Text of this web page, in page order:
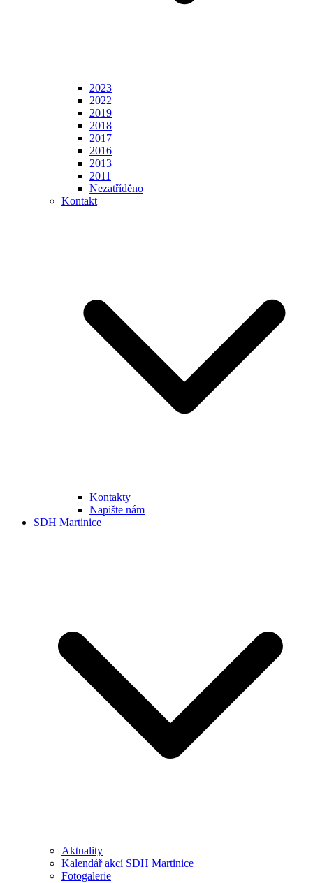
2023
2022
2019
2018
2017
2016
2013
2011
Nezatříděno
Kontakt
Kontakty
Napište nám
SDH Martinice
Aktuality
Kalendář akcí SDH Martinice
Fotogalerie